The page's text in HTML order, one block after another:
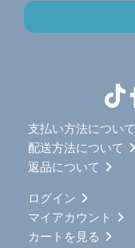
支払い方法について
配送方法について
返品について
ログイン
マイアカウント
カートを見る